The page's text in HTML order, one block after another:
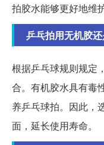
拍胶水能够更好地维
乒乓拍用无机胶
根据乒乓球规则规定
合。有机胶水具有毒
养乒乓球拍。因此，
面，延长使用寿命。